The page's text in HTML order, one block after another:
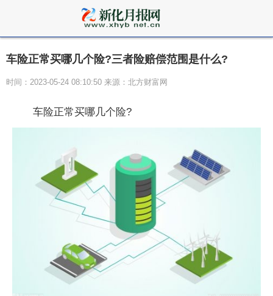
车险正常买哪几个险?三者险赔偿范围是什么?
时间：2023-05-24 08:10:50 来源：北方财富网
车险正常买哪几个险?